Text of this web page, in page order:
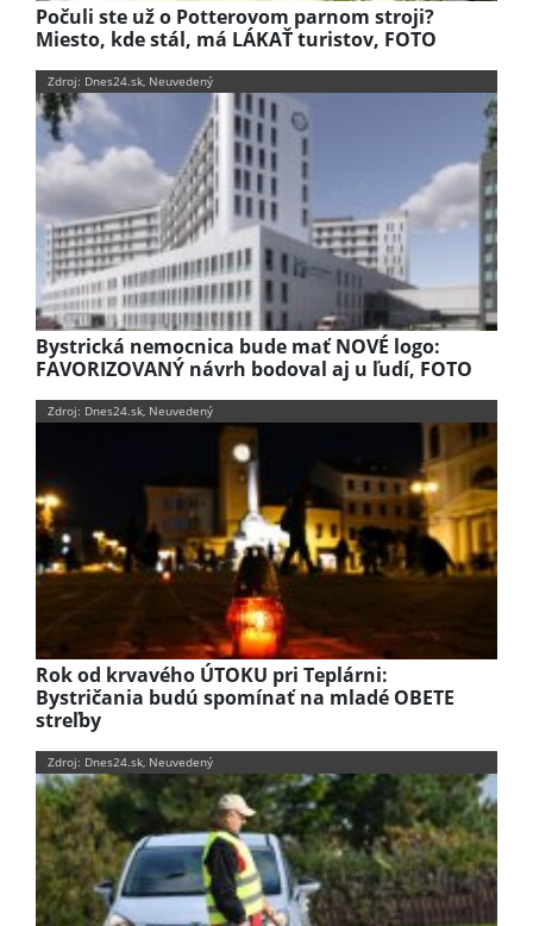
Počuli ste už o Potterovom parnom stroji?
Miesto, kde stál, má LÁKAŤ turistov, FOTO
Zdroj: Dnes24.sk, Neuvedený
Bystrická nemocnica bude mať NOVÉ logo:
FAVORIZOVANÝ návrh bodoval aj u ľudí, FOTO
Zdroj: Dnes24.sk, Neuvedený
Rok od krvavého ÚTOKU pri Teplárni:
Bystričania budú spomínať na mladé OBETE
streľby
Zdroj: Dnes24.sk, Neuvedený